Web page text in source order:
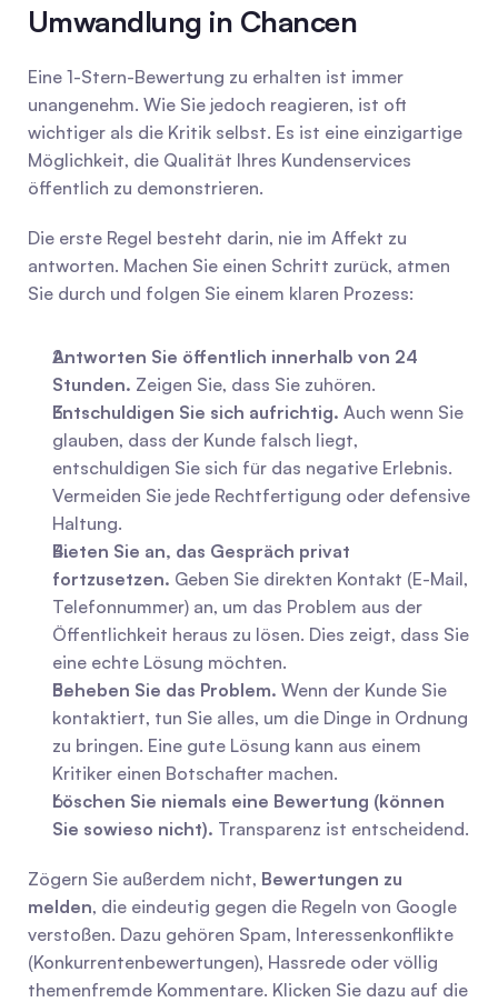
Umwandlung in Chancen
Eine 1-Stern-Bewertung zu erhalten ist immer
unangenehm. Wie Sie jedoch reagieren, ist oft
wichtiger als die Kritik selbst. Es ist eine einzigartige
Möglichkeit, die Qualität Ihres Kundenservices
öffentlich zu demonstrieren.
Die erste Regel besteht darin, nie im Affekt zu
antworten. Machen Sie einen Schritt zurück, atmen
Sie durch und folgen Sie einem klaren Prozess:
Antworten Sie öffentlich innerhalb von 24
Stunden. Zeigen Sie, dass Sie zuhören.
Entschuldigen Sie sich aufrichtig. Auch wenn Sie
glauben, dass der Kunde falsch liegt,
entschuldigen Sie sich für das negative Erlebnis.
Vermeiden Sie jede Rechtfertigung oder defensive
Haltung.
Bieten Sie an, das Gespräch privat
fortzusetzen. Geben Sie direkten Kontakt (E-Mail,
Telefonnummer) an, um das Problem aus der
Öffentlichkeit heraus zu lösen. Dies zeigt, dass Sie
eine echte Lösung möchten.
Beheben Sie das Problem. Wenn der Kunde Sie
kontaktiert, tun Sie alles, um die Dinge in Ordnung
zu bringen. Eine gute Lösung kann aus einem
Kritiker einen Botschafter machen.
Löschen Sie niemals eine Bewertung (können
Sie sowieso nicht). Transparenz ist entscheidend.
Zögern Sie außerdem nicht, Bewertungen zu
melden, die eindeutig gegen die Regeln von Google
verstoßen. Dazu gehören Spam, Interessenkonflikte
(Konkurrentenbewertungen), Hassrede oder völlig
themenfremde Kommentare. Klicken Sie dazu auf die